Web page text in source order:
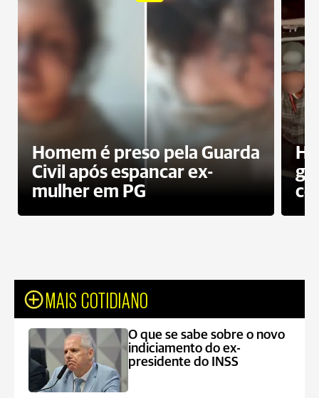
Homem é preso pela Guarda
Civil após espancar ex-
mulher em PG
MAIS COTIDIANO
O que se sabe sobre o novo
indiciamento do ex-
presidente do INSS